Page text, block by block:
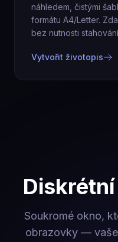
náhledem, čistými
formátu A4/Letter.
bez nutnosti
Vytvořit životopis
Soukromé okno,
obrazovky —